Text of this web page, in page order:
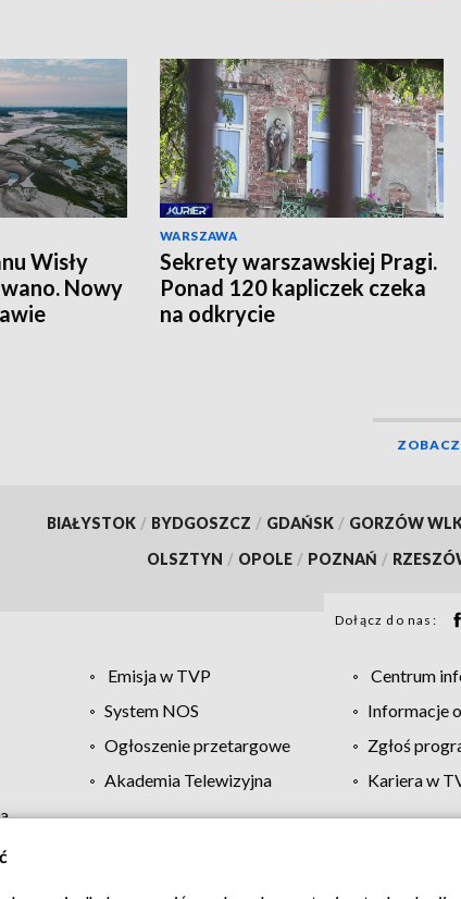
Wisły
Nowy
WARSZAWA
Sekrety warszawskiej Pragi.
Ponad 120 kapliczek czeka
na odkrycie
ZOBACZ
BIAŁYSTOK / BYDGOSZCZ / GDAŃSK / GORZÓW
OLSZTYN / OPOLE / POZNAŃ /
Dołącz do nas:
Emisja w TVP Centrum
System NOS Informacje
Ogłoszenie przetargowe Zgłoś
Akademia Telewizyjna Kariera w
Regulamin TVP Polityka prywatności